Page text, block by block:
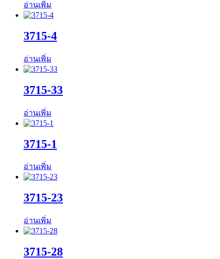
อ่านเพิ่ม
3715-4
อ่านเพิ่ม
3715-33
อ่านเพิ่ม
3715-1
อ่านเพิ่ม
3715-23
อ่านเพิ่ม
3715-28